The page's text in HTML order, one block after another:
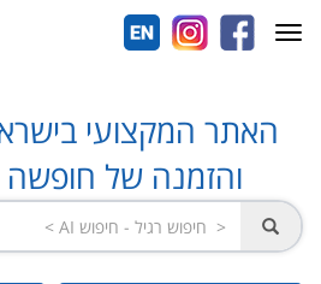
האתר המקצועי
והזמנה של חופשה
Toggle
navigation